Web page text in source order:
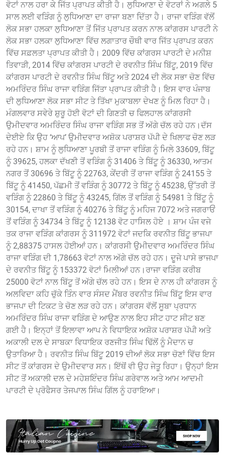
ਵੋਟਾਂ ਨਾਲ ਹਰਾ ਕੇ ਜਿੱਤ ਪ੍ਰਾਪਤ ਕੀਤੀ ਹੈ। ਲੁਧਿਆਣਾ ਦੇ ਵੋਟਰਾਂ ਨੇ ਅਗਲੇ 5
ਸਾਲ ਲਈ ਵੜਿੰਗ ਨੂੰ ਲੁਧਿਆਣਾ ਦਾ ਰਾਜਾ ਬਣਾ ਦਿੱਤਾ ਹੈ। ਰਾਜਾ ਵੜਿੰਗ ਵੱਲੋਂ
ਲੋਕ ਸਭਾ ਹਲਕਾ ਲੁਧਿਆਣਾ ਤੋਂ ਜਿੱਤ ਪ੍ਰਾਪਤ ਕਰਨ ਨਾਲ ਕਾਂਗਰਸ ਪਾਰਟੀ ਨੇ
ਲੋਕ ਸਭਾ ਹਲਕਾ ਲੁਧਿਆਣਾ ਵਿੱਚ ਲਗਾਤਾਰ ਚੌਥੀ ਵਾਰ ਜਿੱਤ ਪ੍ਰਾਪਤ ਕਰਨ
ਵਿੱਚ ਸਫ਼ਲਤਾ ਪ੍ਰਾਪਤ ਕੀਤੀ ਹੈ। 2009 ਵਿੱਚ ਕਾਂਗਰਸ ਪਾਰਟੀ ਦੇ ਮਨੀਸ਼
ਤਿਵਾੜੀ, 2014 ਵਿੱਚ ਕਾਂਗਰਸ ਪਾਰਟੀ ਦੇ ਰਵਨੀਤ ਸਿੰਘ ਬਿੱਟੂ, 2019 ਵਿੱਚ
ਕਾਂਗਰਸ ਪਾਰਟੀ ਦੇ ਰਵਨੀਤ ਸਿੰਘ ਬਿੱਟੂ ਅਤੇ 2024 ਦੀ ਲੋਕ ਸਭਾ ਚੋਣ ਵਿੱਚ
ਅਮਰਿੰਦਰ ਸਿੰਘ ਰਾਜਾ ਵੜਿੰਗ ਜਿੱਤਾ ਪ੍ਰਾਪਤ ਕੀਤੀ ਹੈ। ਇਸ ਵਾਰ ਪੰਜਾਬ
ਦੀ ਲੁਧਿਆਣਾ ਲੋਕ ਸਭਾ ਸੀਟ ਤੇ ਤਿੱਖਾ ਮੁਕਾਬਲਾ ਦੇਖਣ ਨੂੰ ਮਿਲ ਰਿਹਾ ਹੈ।
ਮੰਗਲਵਾਰ ਸਵੇਰੇ ਸ਼ੁਰੂ ਹੋਈ ਵੋਟਾਂ ਦੀ ਗਿਣਤੀ ਚ ਫਿਲਹਾਲ ਕਾਂਗਰਸੀ
ਉਮੀਦਵਾਰ ਅਮਰਿੰਦਰ ਸਿੰਘ ਰਾਜਾ ਵੜਿੰਗ ਸਭ ਤੋਂ ਅੱਗੇ ਚੱਲ ਰਹੇ ਹਨ।ਦੱਸ
ਦੇਈਏ ਕਿ ਉਹ ‘ਆਪ’ ਉਮੀਦਵਾਰ ਅਸ਼ੋਕ ਪਰਾਸ਼ਰ ਪੱਪੀ ਦੇ ਖਿਲਾਫ ਚੋਣ ਲੜ
ਰਹੇ ਹਨ। ਸ਼ਾਮ ਨੂੰ ਲੁਧਿਆਣਾ ਪੂਰਬੀ ਤੋਂ ਰਾਜਾ ਵੜਿੰਗ ਨੂੰ ਮਿਲੇ 33609, ਬਿੱਟੂ
ਨੂੰ 39625, ਹਲਕਾ ਦੱਖਣੀ ਤੋਂ ਵੜਿੰਗ ਨੂੰ 31406 ਤੇ ਬਿੱਟੂ ਨੂੰ 36330, ਆਤਮ
ਨਗਰ ਤੋਂ 30696 ਤੇ ਬਿੱਟੂ ਨੂੰ 22763, ਕੇਂਦਰੀ ਤੋਂ ਰਾਜਾ ਵੜਿੰਗ ਨੂੰ 24155 ਤੇ
ਬਿੱਟੂ ਨੂੰ 41450, ਪੱਛਮੀ ਤੋਂ ਵੜਿੰਗ ਨੂੰ 30772 ਤੇ ਬਿੱਟੂ ਨੂੰ 45238, ਉੱਤਰੀ ਤੋਂ
ਵੜਿੰਗ ਨੂੰ 22860 ਤੇ ਬਿੱਟੂ ਨੂੰ 43245, ਗਿੱਲ ਤੋਂ ਵੜਿੰਗ ਨੂੰ 54981 ਤੇ ਬਿੱਟੂ ਨੂੰ
30154, ਦਾਖਾ ਤੋਂ ਵੜਿੰਗ ਨੂੰ 40276 ਤੇ ਬਿੱਟੂ ਨੂੰ ਮਹਿਜ 7072 ਅਤੇ ਜਗਰਾਓਂ
ਤੋਂ ਵੜਿੰਗ ਨੂੰ 34734 ਤੇ ਬਿੱਟੂ ਨੂੰ 12138 ਵੋਟ ਹਾਸਿਲ ਹੋਏ । ਸ਼ਾਮ ਪੰਜ ਵਜੇ
ਤਕ ਰਾਜਾ ਵੜਿੰਗ ਕਾਂਗਰਸ ਨੂੰ 311972 ਵੋਟਾਂ ਜਦਕਿ ਰਵਨੀਤ ਬਿੱਟੂ ਭਾਜਪਾ
ਨੂੰ 2,88375 ਹਾਸਲ ਹੋਈਆਂ ਹਨ। ਕਾਂਗਰਸੀ ਉਮੀਦਵਾਰ ਅਮਰਿੰਦਰ ਸਿੰਘ
ਰਾਜਾ ਵੜਿੰਗ ਦੀ 1,78663 ਵੋਟਾਂ ਨਾਲ ਅੱਗੇ ਚੱਲ ਰਹੇ ਹਨ। ਦੂਜੇ ਪਾਸੇ ਭਾਜਪਾ
ਦੇ ਰਵਨੀਤ ਬਿੱਟੂ ਨੂੰ 153372 ਵੋਟਾਂ ਮਿਲੀਆਂ ਹਨ।ਰਾਜਾ ਵੜਿੰਗ ਕਰੀਬ
25000 ਵੋਟਾਂ ਨਾਲ ਬਿੱਟੂ ਤੋਂ ਅੱਗੇ ਚੱਲ ਰਹੇ ਹਨ। ਇਸ ਦੇ ਨਾਲ ਹੀ ਕਾਂਗਰਸ ਨੂੰ
ਅਲਵਿਦਾ ਕਹਿ ਚੁੱਕੇ ਤਿੰਨ ਵਾਰ ਸੰਸਦ ਮੈਂਬਰ ਰਵਨੀਤ ਸਿੰਘ ਬਿੱਟੂ ਇਸ ਵਾਰ
ਭਾਜਪਾ ਦੀ ਟਿਕਟ ਤੇ ਚੋਣ ਲੜ ਰਹੇ ਹਨ। ਕਾਂਗਰਸ ਵੱਲੋਂ ਸੂਬਾ ਪ੍ਰਧਾਨ
ਅਮਰਿੰਦਰ ਸਿੰਘ ਰਾਜਾ ਵੜਿੰਗ ਦੇ ਆਉਣ ਨਾਲ ਇਹ ਸੀਟ ਹਾਟ ਸੀਟ ਬਣ
ਗਈ ਹੈ। ਇਨ੍ਹਾਂ ਤੋਂ ਇਲਾਵਾ ਆਪ ਨੇ ਵਿਧਾਇਕ ਅਸ਼ੋਕ ਪਰਾਸ਼ਰ ਪੱਪੀ ਅਤੇ
ਅਕਾਲੀ ਦਲ ਦੇ ਸਾਬਕਾ ਵਿਧਾਇਕ ਰਣਜੀਤ ਸਿੰਘ ਢਿੱਲੋਂ ਨੂੰ ਮੈਦਾਨ ਚ
ਉਤਾਰਿਆ ਹੈ। ਰਵਨੀਤ ਸਿੰਘ ਬਿੱਟੂ 2019 ਦੀਆਂ ਲੋਕ ਸਭਾ ਚੋਣਾਂ ਵਿੱਚ ਇਸ
ਸੀਟ ਤੋਂ ਕਾਂਗਰਸ ਦੇ ਉਮੀਦਵਾਰ ਸਨ। ਇੱਥੋਂ ਵੀ ਉਹ ਜੇਤੂ ਰਿਹਾ। ਉਨ੍ਹਾਂ ਇਸ
ਸੀਟ ਤੋਂ ਅਕਾਲੀ ਦਲ ਦੇ ਮਹੇਸ਼ਇੰਦਰ ਸਿੰਘ ਗਰੇਵਾਲ ਅਤੇ ਆਮ ਆਦਮੀ
ਪਾਰਟੀ ਦੇ ਪ੍ਰੋਫੈਸਰ ਤੇਜਪਾਲ ਸਿੰਘ ਗਿੱਲ ਨੂੰ ਹਰਾਇਆ।